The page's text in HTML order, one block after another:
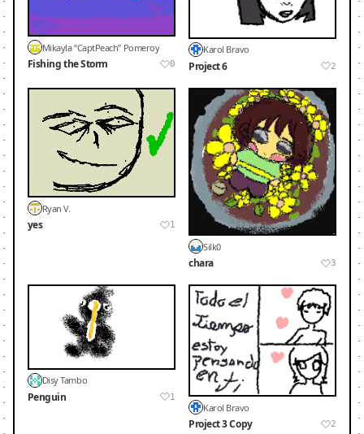
Mikayla “CaptPeach” Pomeroy
Fishing the Storm 0
Karol Bravo
Project 6 2
Ryan V.
yes 1
Silk0
chara 3
Disy Tambo
Penguin 1
Karol Bravo
Project 3 Copy 2